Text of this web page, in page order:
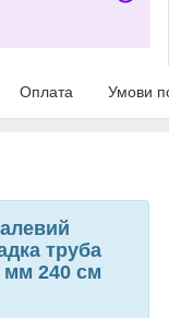
Оплата Умови
труба
мм 240 см